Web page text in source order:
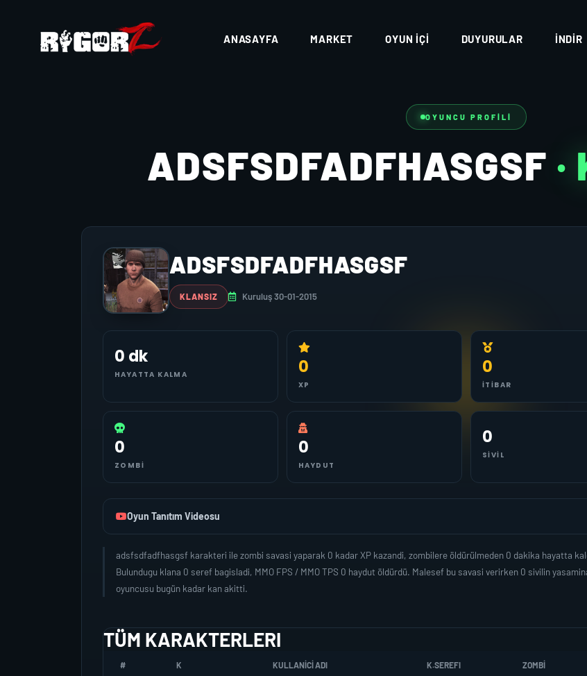
ANASAYFA MARKET OYUN İÇI DUYURULAR İNDIR
OYUNCU PROFILI
ADSFSDFADFHASGSF ·
ADSFSDFADFHASGSF
KLANSIZ Kuruluş 30-01-2015
0 dk
HAYATTA KALMA 0
XP
0
İTIBAR
0
ZOMBI
0
HAYDUT
0
SIVIL
Oyun Tanıtım Videosu
adsfsdfadfhasgsf karakteri ile zombi savasi yaparak 0 kadar XP kazandi, zombilere öldürülmeden 0 dakika hayatta
Bulundugu klana 0 seref bagisladi, MMO FPS / MMO TPS 0 haydut öldürdü. Malesef bu savasi verirken 0 sivilin
oyuncusu bugün kadar kan akitti.
TÜM KARAKTERLERI
# K KULLANICI ADI K.SEREFI ZOMBI